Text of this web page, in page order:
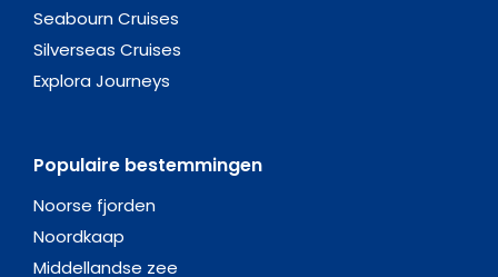
Seabourn Cruises
Silverseas Cruises
Explora Journeys
Populaire bestemmingen
Noorse fjorden
Noordkaap
Middellandse zee